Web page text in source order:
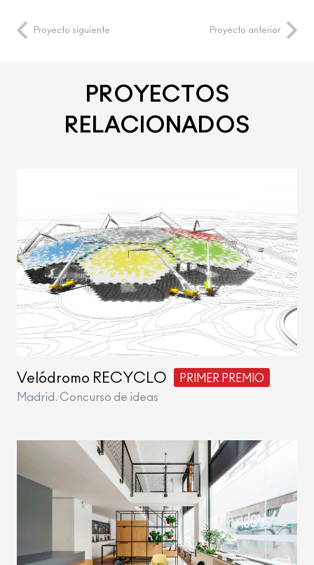
Proyecto siguiente Proyecto anterior
PROYECTOS
RELACIONADOS
Velódromo RECYCLO
PRIMER PREMIO
Madrid. Concurso de ideas